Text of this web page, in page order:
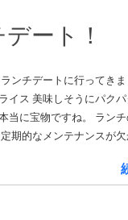
ート！
ンチデートに行ってき
イス 美味しそうにパク
当に宝物ですね。 ラン
期的なメンテナンスが欠